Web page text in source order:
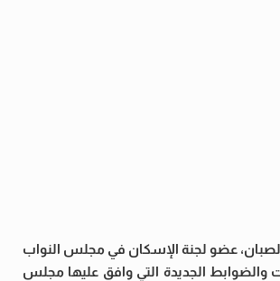
الصبان، عضو لجنة الإسكان في مجلس النواب
والضوابط الجديدة التي وافق عليها مجلس